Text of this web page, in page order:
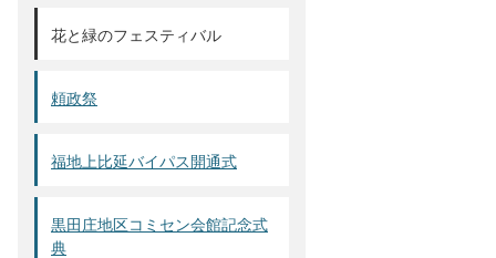
花と緑のフェスティバル
頼政祭
福地上比延バイパス開通式
黒田庄地区コミセン会館記念式
典